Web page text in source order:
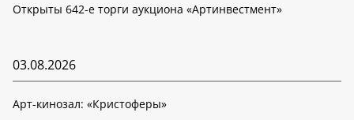
Открыты 642-е торги аукциона «Артинвестмент»
03.08.2026
Арт-кинозал: «Кристоферы»